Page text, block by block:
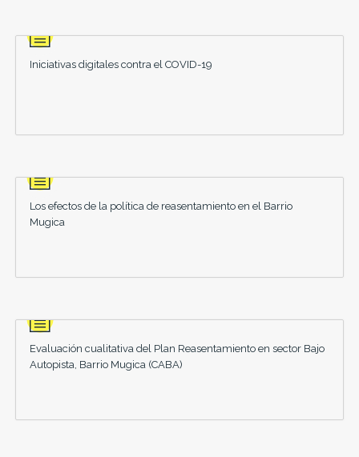
Iniciativas digitales contra el COVID-19
Los efectos de la política de reasentamiento en el Barrio
Mugica
Evaluación cualitativa del Plan Reasentamiento en sector Bajo
Autopista, Barrio Mugica (CABA)